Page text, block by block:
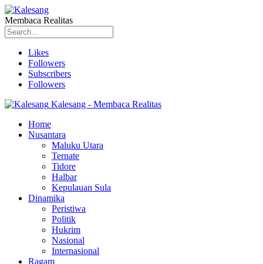
Membaca Realitas
Likes
Followers
Subscribers
Followers
Kalesang - Membaca Realitas
Home
Nusantara
Maluku Utara
Ternate
Tidore
Halbar
Kepulauan Sula
Dinamika
Peristiwa
Politik
Hukrim
Nasional
Internasional
Ragam